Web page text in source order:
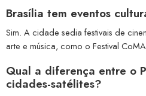
Brasília tem eventos
Sim. A cidade sedia festivais de
arte e música, como o Festival
Qual a diferença entre o
cidades-satélites?